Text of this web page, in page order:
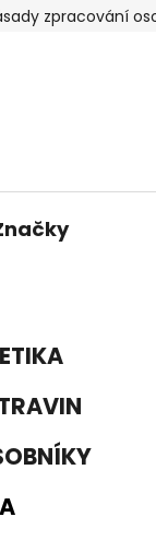
zpracování